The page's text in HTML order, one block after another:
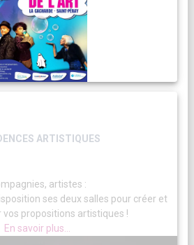
ARTISTIQUES
artistes :
ses deux salles pour créer et
vos propositions artistiques !
En savoir plus...